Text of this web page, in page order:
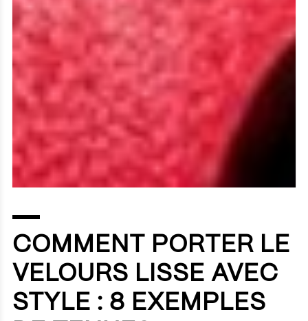
COMMENT PORTER LE
VELOURS LISSE AVEC
STYLE : 8 EXEMPLES